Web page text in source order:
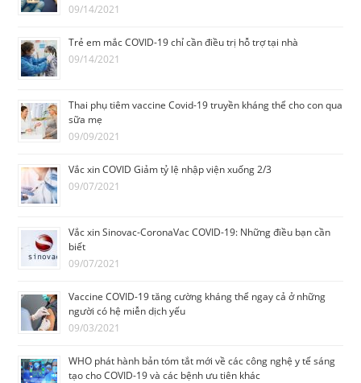
09/14/2021
Trẻ em mắc COVID-19 chỉ cần điều trị hỗ trợ tại nhà
09/14/2021
Thai phụ tiêm vaccine Covid-19 truyền kháng thể cho con qua
sữa mẹ
09/09/2021
Vắc xin COVID Giảm tỷ lệ nhập viện xuống 2/3
09/07/2021
Vắc xin Sinovac-CoronaVac COVID-19: Những điều bạn cần
biết
09/07/2021
Vaccine COVID-19 tăng cường kháng thể ngay cả ở những
người có hệ miễn dịch yếu
09/03/2021
WHO phát hành bản tóm tắt mới về các công nghệ y tế sáng
tạo cho COVID-19 và các bệnh ưu tiên khác